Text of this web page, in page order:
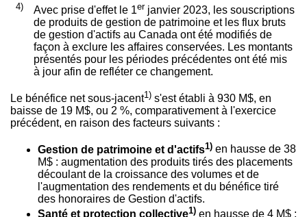
4) Avec prise d'effet le 1er janvier 2023, les souscriptions
de produits de gestion de patrimoine et les flux bruts
de gestion d'actifs au Canada ont été modifiés de
façon à exclure les affaires conservées. Les montants
présentés pour les périodes précédentes ont été mis
à jour afin de refléter ce changement.
Le bénéfice net sous-jacent1) s'est établi à 930 M$, en
baisse de 19 M$, ou 2 %, comparativement à l'exercice
précédent, en raison des facteurs suivants :
Gestion de patrimoine et d'actifs1) en hausse de 38
M$ : augmentation des produits tirés des placements
découlant de la croissance des volumes et de
l'augmentation des rendements et du bénéfice tiré
des honoraires de Gestion d'actifs.
Santé et protection collective1) en hausse de 4 M$ :